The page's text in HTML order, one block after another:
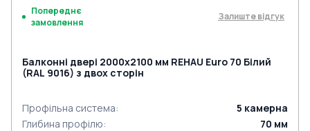
Попереднє
замовлення
Залиште відгук
Балконні двері 2000x2100 мм REHAU Euro 70 Білий
(RAL 9016) з двох сторін
Профільна система: 5 камерна
Глибина профілю: 70 мм